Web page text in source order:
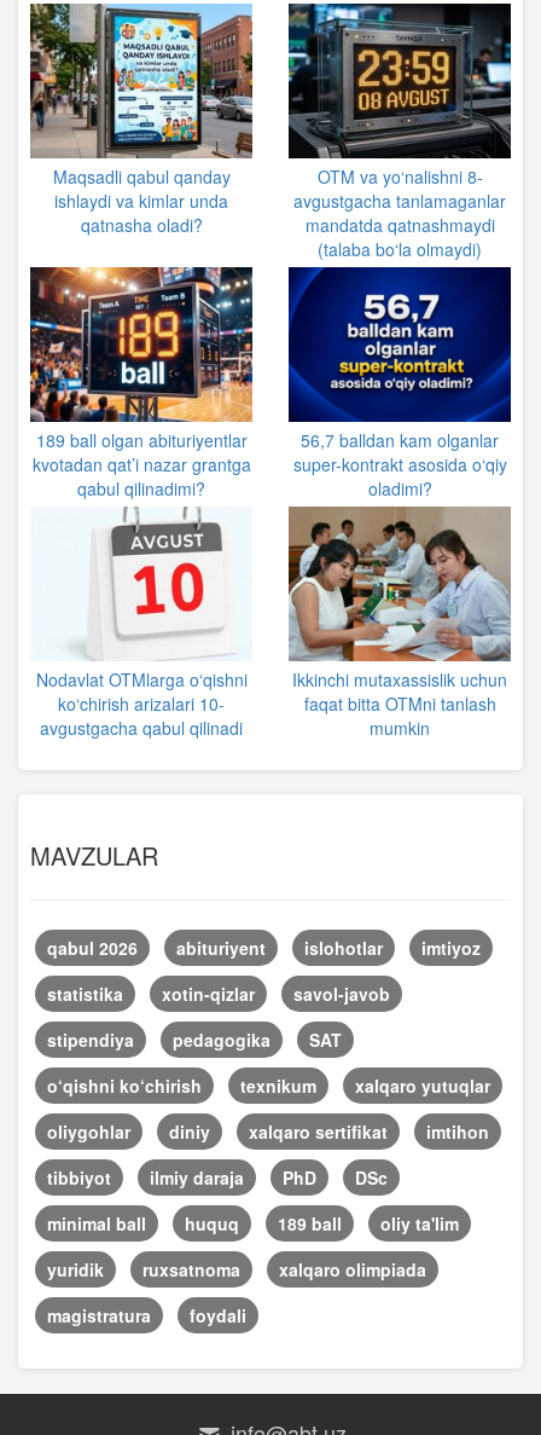
Maqsadli qabul qanday
ishlaydi va kimlar unda
qatnasha oladi?
OTM va yo‘nalishni 8-
avgustgacha tanlamaganlar
mandatda qatnashmaydi
(talaba bo‘la olmaydi)
189 ball olgan abituriyentlar
kvotadan qat’i nazar grantga
qabul qilinadimi?
56,7 balldan kam olganlar
super-kontrakt asosida o‘qiy
oladimi?
Nodavlat OTMlarga o‘qishni
ko‘chirish arizalari 10-
avgustgacha qabul qilinadi
Ikkinchi mutaxassislik uchun
faqat bitta OTMni tanlash
mumkin
MAVZULAR
qabul 2026 abituriyent islohotlar
imtiyoz
statistika
xotin-qizlar
savol-javob
stipendiya
pedagogika
SAT
o‘qishni ko‘chirish
texnikum
xalqaro yutuqlar
oliygohlar
diniy xalqaro sertifikat
imtihon
tibbiyot
ilmiy daraja PhD
DSc
minimal ball
huquq 189 ball
oliy ta'lim
yuridik
ruxsatnoma
xalqaro olimpiada
magistratura
foydali